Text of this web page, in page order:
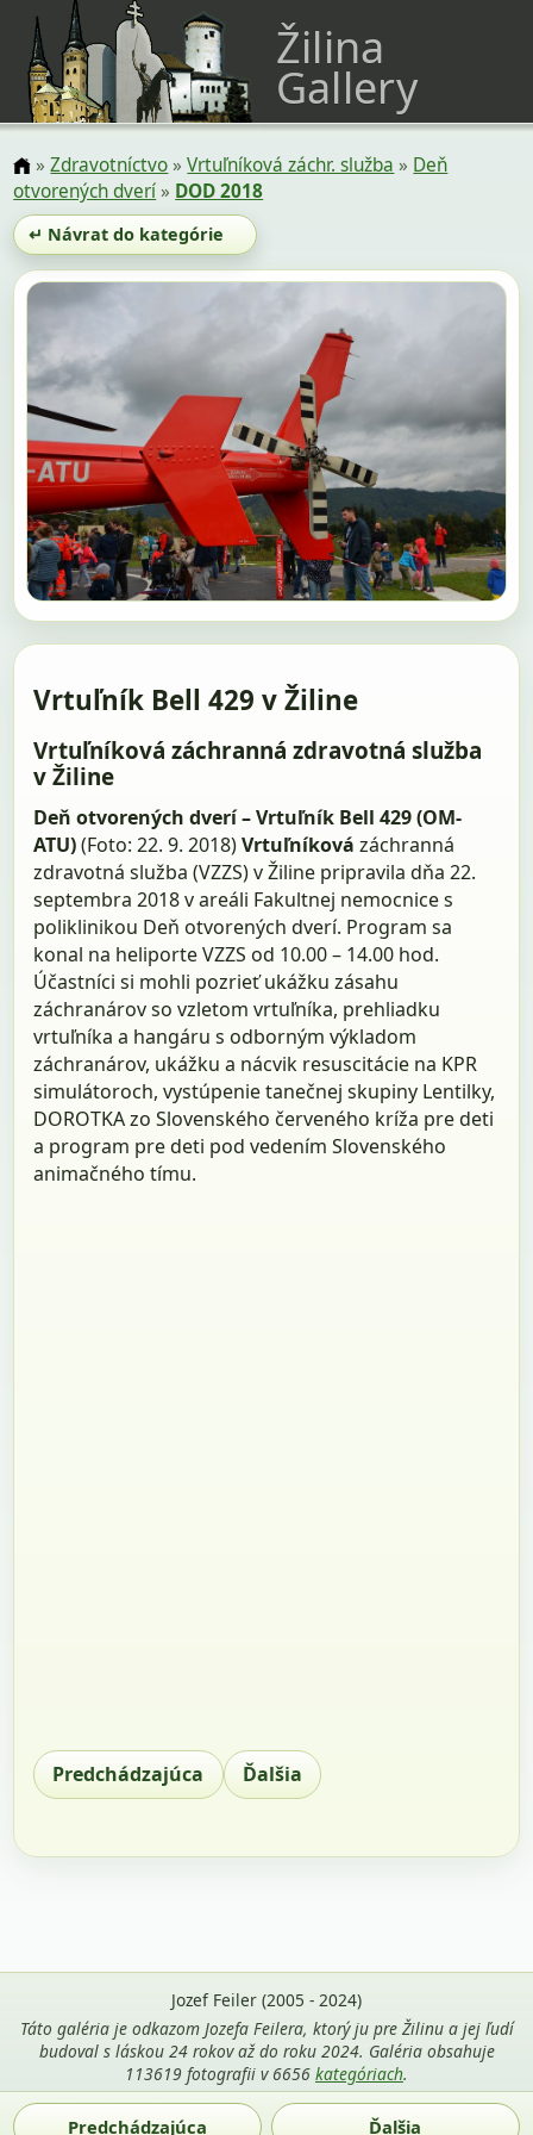
Žilina
Gallery
»Zdravotníctvo»Vrtuľníková záchr. služba » Deň
otvorených dverí» DOD 2018
↵ Návrat do kategórie
Vrtuľník Bell 429 v Žiline
Vrtuľníková záchranná zdravotná služba
v Žiline
Deň otvorených dverí – Vrtuľník Bell 429 (OM-
ATU)(Foto: 22. 9. 2018)Vrtuľníková záchranná
zdravotná služba (VZZS) v Žiline pripravila dňa 22.
septembra 2018 v areáli Fakultnej nemocnice s
poliklinikou Deň otvorených dverí. Program sa
konal na heliporte VZZS od 10.00 – 14.00 hod.
Účastníci si mohli pozrieť ukážku zásahu
záchranárov so vzletom vrtuľníka, prehliadku
vrtuľníka a hangáru s odborným výkladom
záchranárov, ukážku a nácvik resuscitácie na KPR
simulátoroch, vystúpenie tanečnej skupiny Lentilky,
DOROTKA zo Slovenského červeného kríža pre deti
a program pre deti pod vedením Slovenského
animačného tímu.
Predchádzajúca Ďalšia
Predchádzajúca Ďalšia
Jozef Feiler (2005 - 2024)
Táto galéria je odkazom Jozefa Feilera, ktorý ju pre Žilinu a jej ľudí
budoval s láskou 24 rokov až do roku 2024. Galéria obsahuje
113619 fotografii v 6656 kategóriach.
Použitie fotografií z tejto stránky je povolené len s uvedením